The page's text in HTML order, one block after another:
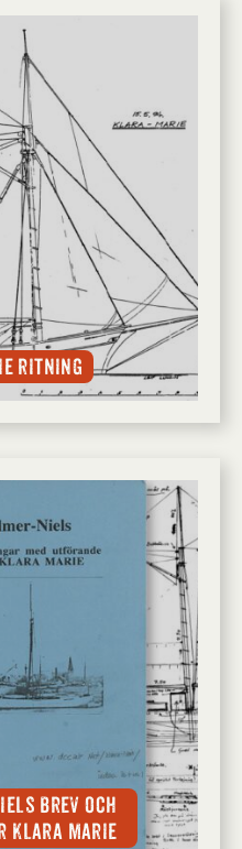
ritning
brev och
Klara Marie